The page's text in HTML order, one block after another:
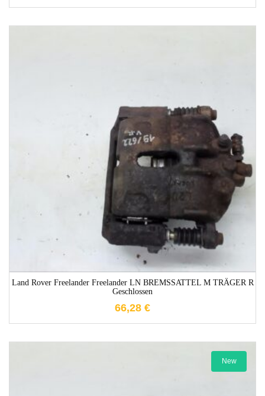
Land Rover Freelander Freelander LN BREMSSATTEL M TRÄGER R
Geschlossen
66,28 €
1-3 Werktage
New